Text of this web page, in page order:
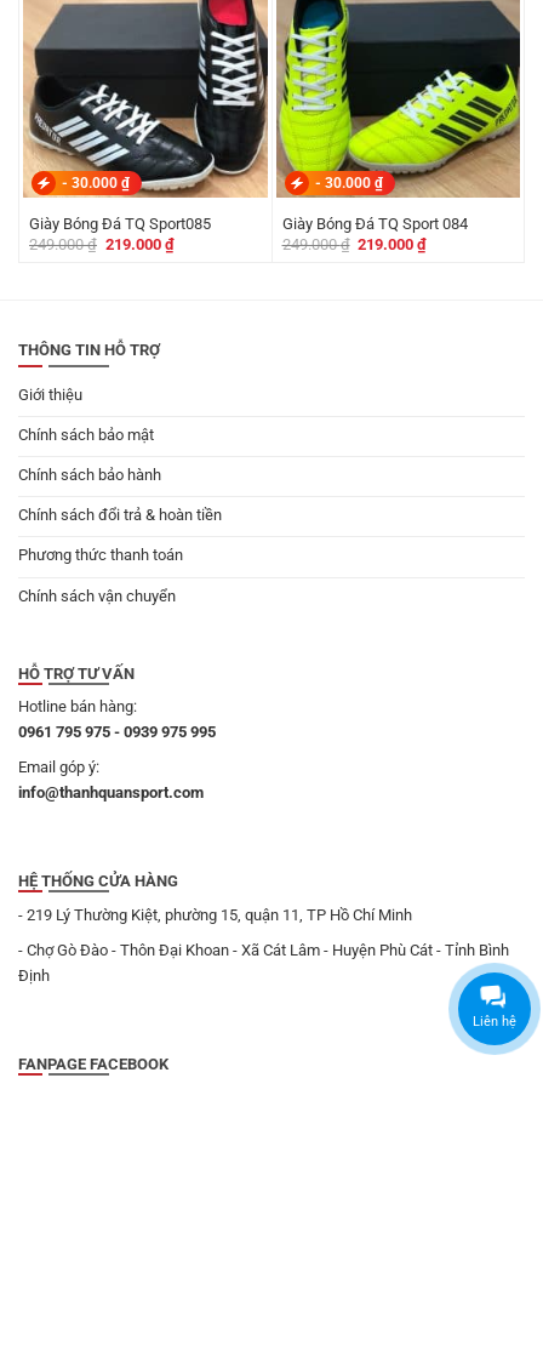
- 30.000 ₫
Giày Bóng Đá TQ Sport085
249.000₫ Giá
219.000 ₫Giá
hiện
- 30.000 ₫
Giày Bóng Đá TQ Sport 084
249.000₫ Giá
219.000₫Giá
THÔNG TIN HỖ TRỢ
Giới thiệu
Chính sách bảo mật
Chính sách bảo hành
Chính sách đổi trả & hoàn tiền
Phương thức thanh toán
Chính sách vận chuyển
HỖ TRỢ TƯ VẤN
Hotline bán hàng:
0961 795 975 - 0939 975 995
Email góp ý:
info@thanhquansport.com
HỆ THỐNG CỬA HÀNG
- 219 Lý Thường Kiệt, phường 15, quận 11, TP Hồ Chí Minh
- Chợ Gò Đào - Thôn Đại Khoan - Xã Cát Lâm - Huyện Phù Cát - Tỉnh Bình
Định
FANPAGE FACEBOOK
Liên hệ